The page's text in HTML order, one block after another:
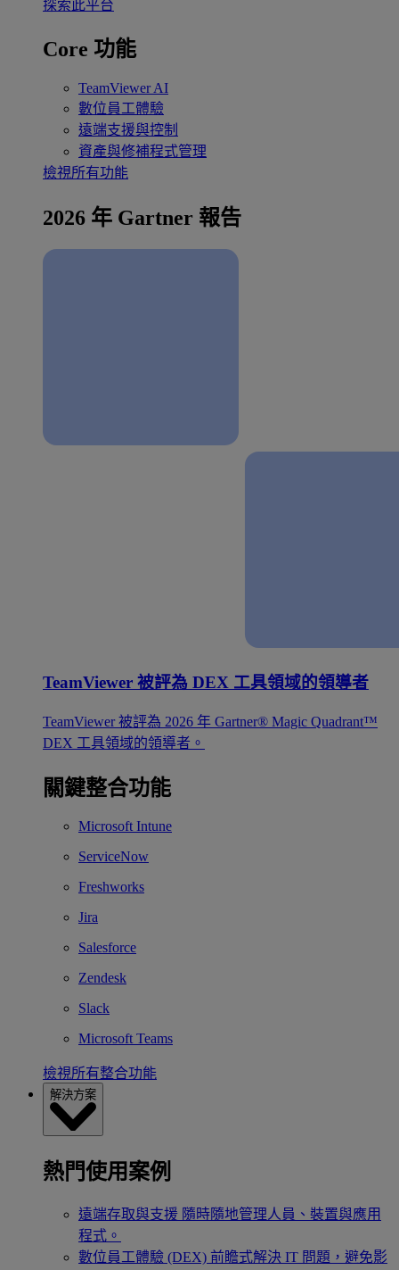
探索此平台
Core 功能
TeamViewer AI
數位員工體驗
遠端支援與控制
資產與修補程式管理
檢視所有功能
2026 年 Gartner 報告
TeamViewer 被評為 DEX 工具領域的領導者
TeamViewer 被評為 2026 年 Gartner® Magic Quadrant™
DEX 工具領域的領導者。
關鍵整合功能
Microsoft Intune
ServiceNow
Freshworks
Jira
Salesforce
Zendesk
Slack
Microsoft Teams
檢視所有整合功能
解決方案
熱門使用案例
遠端存取與支援 隨時隨地管理人員、裝置與應用
程式。
數位員工體驗 (DEX) 前瞻式解決 IT 問題，避免影